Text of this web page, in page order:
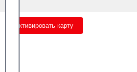
Активировать карту